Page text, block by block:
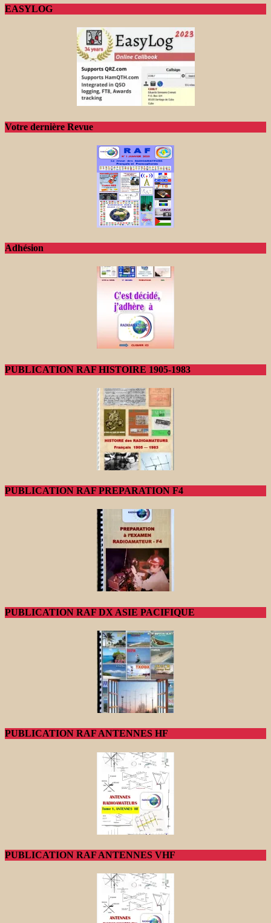
EASYLOG
Votre dernière Revue
Adhésion
PUBLICATION RAF HISTOIRE 1905-1983
PUBLICATION RAF PREPARATION F4
PUBLICATION RAF DX ASIE PACIFIQUE
PUBLICATION RAF ANTENNES HF
PUBLICATION RAF ANTENNES VHF